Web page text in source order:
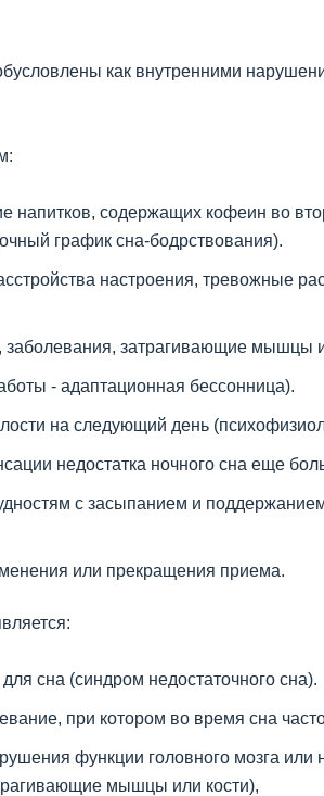
как внутренними
напитков, содержащих кофеин во
график сна-бодрствования).
настроения, тревожные
затрагивающие мышцы
- адаптационная бессонница).
на следующий день
недостатка ночного сна еще
с засыпанием и
или прекращения приема.
сна (синдром недостаточного сна).
при котором во время сна
функции головного мозга или
мышцы или кости),